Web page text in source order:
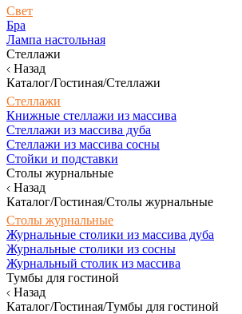
Свет
Бра
Лампа настольная
Стеллажи
Назад
Каталог/Гостиная/Стеллажи
Стеллажи
Книжные стеллажи из массива
Стеллажи из массива дуба
Стеллажи из массива сосны
Стойки и подставки
Столы журнальные
Назад
Каталог/Гостиная/Столы журнальные
Столы журнальные
Журнальные столики из массива дуба
Журнальные столики из сосны
Журнальный столик из массива
Тумбы для гостиной
Назад
Каталог/Гостиная/Тумбы для гостиной